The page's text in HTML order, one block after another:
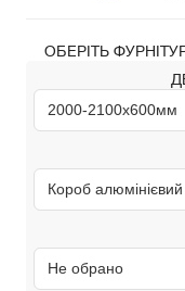
ОБЕРІТЬ